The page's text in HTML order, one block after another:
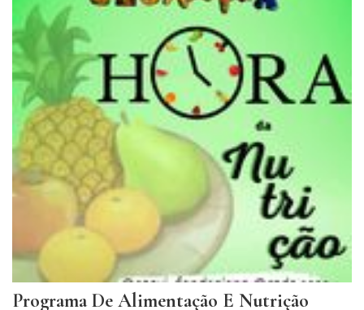
Programa De Alimentação E Nutrição